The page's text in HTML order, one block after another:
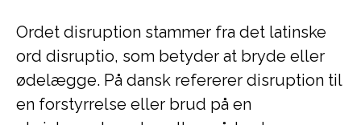
Ordet disruption stammer fra det latinske
ord disruptio, som betyder at bryde eller
ødelægge. På dansk refererer disruption til
en forstyrrelse eller brud på en